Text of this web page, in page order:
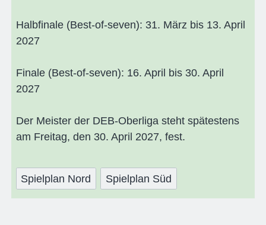
Halbfinale (Best-of-seven): 31. März bis 13. April
2027
Finale (Best-of-seven): 16. April bis 30. April
2027
Der Meister der DEB-Oberliga steht spätestens
am Freitag, den 30. April 2027, fest.
Spielplan Nord Spielplan Süd